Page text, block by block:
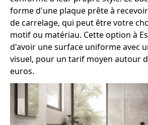
forme d'une plaque prête à
de carrelage, qui peut être votre
motif ou matériau. Cette option à
d'avoir une surface uniforme avec
visuel, pour un tarif moyen autour
euros.